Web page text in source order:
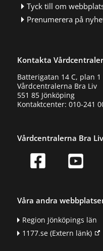
Tyck till om
Prenumerera på
Kontakta
Batterigatan 14 C, plan 1
Vårdcentralerna Bra Liv
551 85 Jönköping
Kontaktcenter: 010-241
Vårdcentralerna Bra
Våra andra
Region Jönköpings län
1177.se(Extern länk)